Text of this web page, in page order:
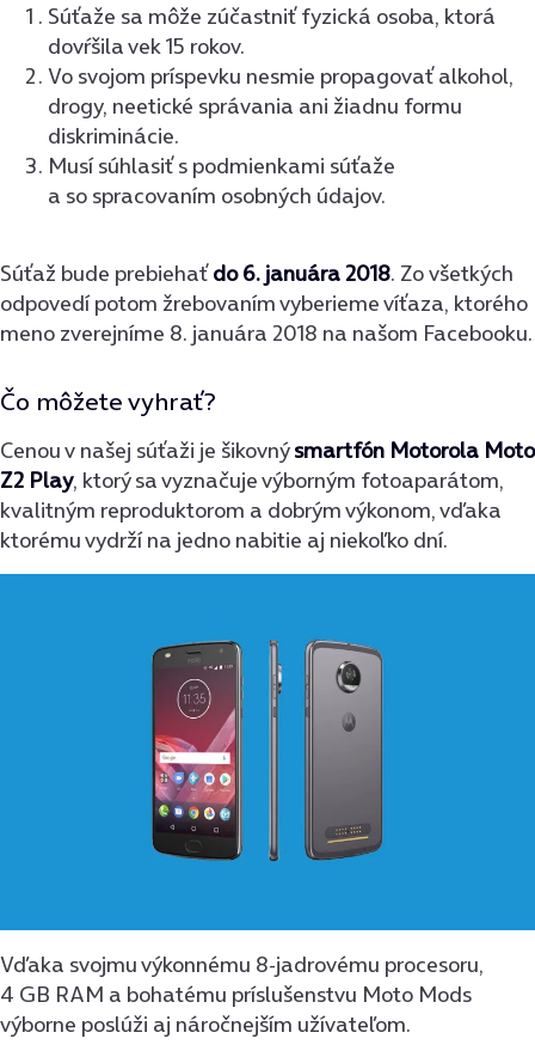
Súťaže sa môže zúčastniť fyzická osoba, ktorá
dovŕšila vek 15 rokov.
Vo svojom príspevku nesmie propagovať alkohol,
drogy, neetické správania ani žiadnu formu
diskriminácie.
Musí súhlasiť s podmienkami súťaže
a so spracovaním osobných údajov.
Súťaž bude prebiehaťdo 6. januára 2018. Zo všetkých
odpovedí potom žrebovaním vyberieme víťaza, ktorého
meno zverejníme 8. januára 2018 na našom Facebooku.
Čo môžete vyhrať?
Cenou v našej súťaži je šikovnýsmartfón Motorola Moto
Z2 Play, ktorý sa vyznačuje výborným fotoaparátom,
kvalitným reproduktorom a dobrým výkonom, vďaka
ktorému vydrží na jedno nabitie aj niekoľko dní.
Vďaka svojmu výkonnému 8-jadrovému procesoru,
4 GB RAM a bohatému príslušenstvu Moto Mods
výborne poslúži aj náročnejším užívateľom.